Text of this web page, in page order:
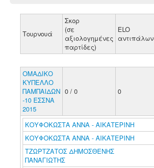
Τουρνουά
Σκορ
(σε
αξιολογημένες
παρτίδες)
ELO
αντιπάλων
ΟΜΑΔΙΚΟ
ΚΥΠΕΛΛΟ
ΠΑΜΠΑΙΔΩΝ
-10 ΕΣΣΝΑ
2015
0 / 0 0
ΚΟΥΦΟΚΩΣΤΑ ΑΝΝΑ - ΑΙΚΑΤΕΡΙΝΗ
ΚΟΥΦΟΚΩΣΤΑ ΑΝΝΑ - ΑΙΚΑΤΕΡΙΝΗ
ΤΖΩΡΤΖΑΤΟΣ ΔΗΜΟΣΘΕΝΗΣ
ΠΑΝΑΓΙΩΤΗΣ